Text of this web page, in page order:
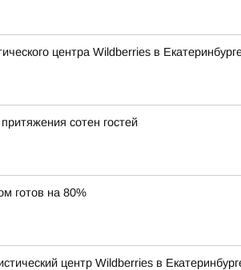
центра Wildberries в
сотен гостей
готов на 80%
центр Wildberries в